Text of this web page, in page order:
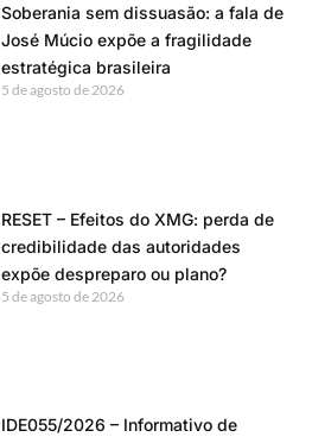
Soberania sem dissuasão: a fala de
José Múcio expõe a fragilidade
estratégica brasileira
5 de agosto de 2026
RESET – Efeitos do XMG: perda de
credibilidade das autoridades
expõe despreparo ou plano?
5 de agosto de 2026
IDE055/2026 – Informativo de